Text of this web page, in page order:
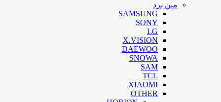
مین برد
SAMSUNG
SONY
LG
X.VISION
DAEWOO
SNOWA
SAM
TCL
XIAOMI
OTHER